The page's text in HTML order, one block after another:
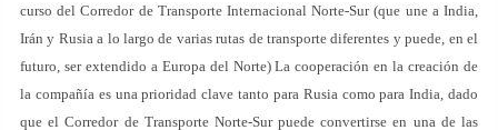
curso del Corredor de Transporte Internacional Norte-Sur (que une a India,
Irán y Rusia a lo largo de varias rutas de transporte diferentes y puede, en el
futuro, ser extendido a Europa del Norte) La cooperación en la creación de
la compañía es una prioridad clave tanto para Rusia como para India, dado
que el Corredor de Transporte Norte-Sur puede convertirse en una de las